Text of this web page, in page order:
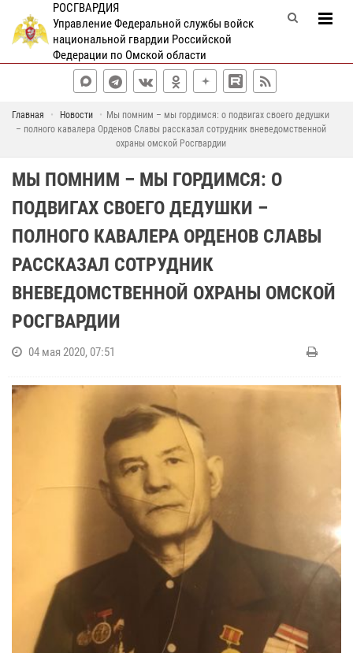
РОСГВАРДИЯ
Управление Федеральной службы войск
национальной гвардии Российской
Федерации по Омской области
Главная Новости
Мы помним – мы гордимся: о подвигах своего дедушки
– полного кавалера Орденов Славы рассказал сотрудник вневедомственной
охраны омской Росгвардии
МЫ ПОМНИМ – МЫ ГОРДИМСЯ: О
ПОДВИГАХ СВОЕГО ДЕДУШКИ –
ПОЛНОГО КАВАЛЕРА ОРДЕНОВ СЛАВЫ
РАССКАЗАЛ СОТРУДНИК
ВНЕВЕДОМСТВЕННОЙ ОХРАНЫ ОМСКОЙ
РОСГВАРДИИ
04 мая 2020, 07:51